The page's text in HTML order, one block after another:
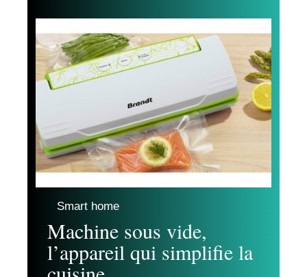
Smart home
Machine sous vide,
l’appareil qui simplifie la